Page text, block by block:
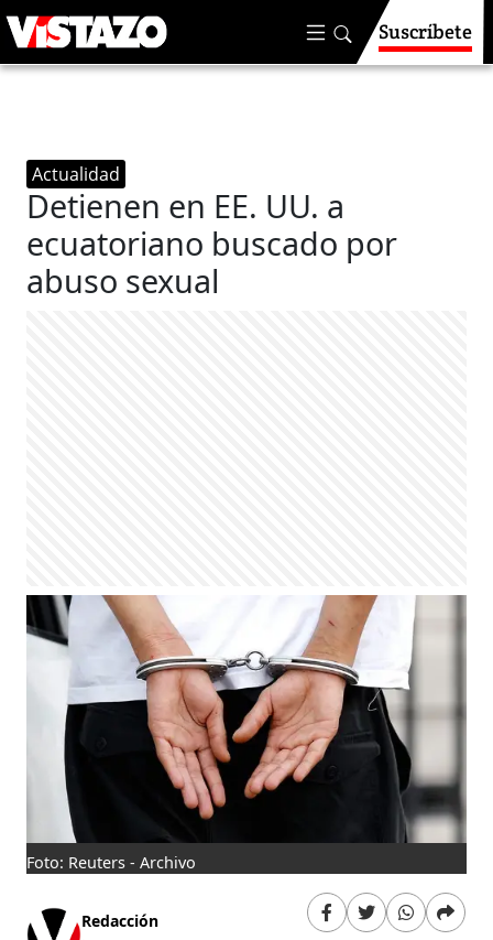
Suscríbete
Actualidad
Detienen en EE. UU. a
ecuatoriano buscado por
abuso sexual
Foto: Reuters - Archivo
Redacción